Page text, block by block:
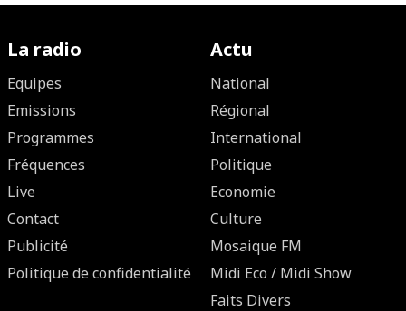
La radio
Equipes
Emissions
Programmes
Fréquences
Live
Contact
Publicité
Politique de confidentialité
Actu
National
Régional
International
Politique
Economie
Culture
Mosaique FM
Midi Eco / Midi Show
Faits Divers